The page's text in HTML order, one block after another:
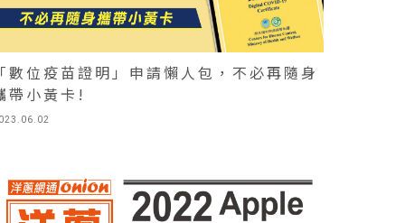
數位疫苗證明」申請懶人包，不必再隨身
帶小黃卡!